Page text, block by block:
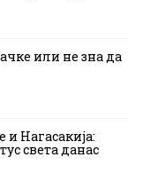
или не зна да
Нагасакија:
света данас